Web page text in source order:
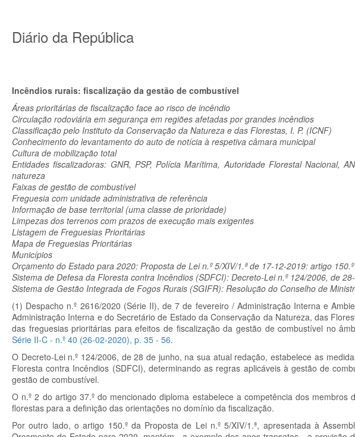
Diário da República
Incêndios rurais: fiscalização da gestão de combustível
Áreas prioritárias de fiscalização face ao risco de incêndio
Circulação rodoviária em segurança em regiões afetadas por grandes incêndios
Classificação pelo Instituto da Conservação da Natureza e das Florestas, I. P. (ICNF)
Conhecimento do levantamento do auto de notícia à respetiva câmara municipal
Cultura de mobilização total
Entidades fiscalizadoras: GNR, PSP, Polícia Marítima, Autoridade Florestal Nacional,
natureza
Faixas de gestão de combustível
Freguesia com unidade administrativa de referência
Informação de base territorial (uma classe de prioridade)
Limpezas dos terrenos com prazos de execução mais exigentes
Listagem de Freguesias Prioritárias
Mapa de Freguesias Prioritárias
Municípios
Orçamento do Estado para 2020: Proposta de Lei n.º 5/XIV/1.ª de 17-12-2019: artigo 150.º
Sistema de Defesa da Floresta contra Incêndios (SDFCI): Decreto-Lei n.º 124/2006, de
Sistema de Gestão Integrada de Fogos Rurais (SGIFR): Resolução do Conselho de
(1) Despacho n.º 2616/2020 (Série II), de 7 de fevereiro / Administração Interna e
Administração Interna e do Secretário de Estado da Conservação da Natureza, das
das freguesias prioritárias para efeitos de fiscalização da gestão de combustível no
Série II-C - n.º 40 (26-02-2020), p. 35 - 56.
O Decreto-Lei n.º 124/2006, de 28 de junho, na sua atual redação, estabelece as
Floresta contra Incêndios (SDFCI), determinando as regras aplicáveis à gestão de
gestão de combustível.
O n.º 2 do artigo 37.º do mencionado diploma estabelece a competência dos
florestas para a definição das orientações no domínio da fiscalização.
Por outro lado, o artigo 150.º da Proposta de Lei n.º 5/XIV/1.ª, apresentada à